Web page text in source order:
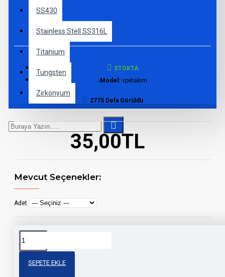
SS430
Stainless Stell SS316L
Titanium
Tungsten
Zirkonyum
0 yorum
35,00TL
STOKTA
Model: vpetakım
2775 Defa Görüldü
Mevcut Seçenekler:
Adet
SEPETE EKLE
Etiketler: